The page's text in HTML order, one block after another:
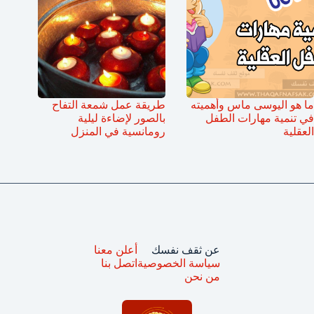
ما هو اليوسى ماس وأهميته
في تنمية مهارات الطفل
العقلية
طريقة عمل شمعة التفاح
بالصور لإضاءة ليلية
رومانسية في المنزل
عن ثقف نفسك
سياسة الخصوصية
من نحن
أعلن معنا
اتصل بنا